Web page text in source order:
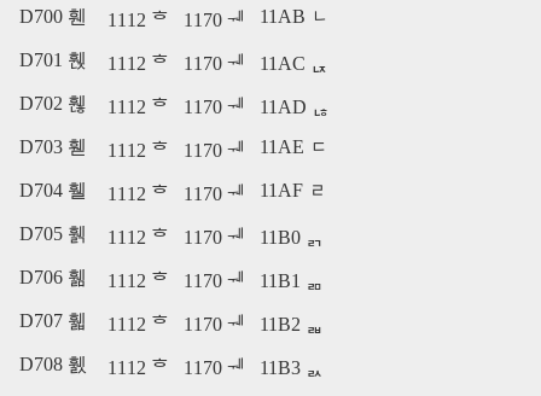
D700 휀
1112 ᄒ 1170 ᅰ 11AB ᆫ
D701 휁 1112 ᄒ 1170 ᅰ
11AC ᆬ
D702 휂
1112 ᄒ 1170 ᅰ
11AD ᆭ
D703 휃
1112 ᄒ 1170 ᅰ 11AE ᆮ
D704 휄 1112 ᄒ 1170 ᅰ 11AF ᆯ
D705 휅 1112 ᄒ 1170 ᅰ
11B0 ᆰ
D706 휆
1112 ᄒ 1170 ᅰ
11B1 ᆱ
D707 휇
1112 ᄒ 1170 ᅰ
11B2 ᆲ
D708 휈
1112 ᄒ 1170 ᅰ
11B3 ᆳ